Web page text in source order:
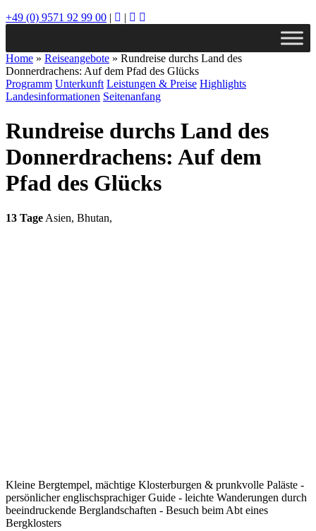
+49 (0) 9571 92 99 00 | |
Home » Reiseangebote » Rundreise durchs Land des
Donnerdrachens: Auf dem Pfad des Glücks
Programm Unterkunft Leistungen & Preise Highlights
Landesinformationen Seitenanfang
Rundreise durchs Land des
Donnerdrachens: Auf dem
Pfad des Glücks
13 Tage Asien, Bhutan,
Kleine Bergtempel, mächtige Klosterburgen & prunkvolle Paläste -
persönlicher englischsprachiger Guide - leichte Wanderungen durch
beeindruckende Berglandschaften - Besuch beim Abt eines
Bergklosters